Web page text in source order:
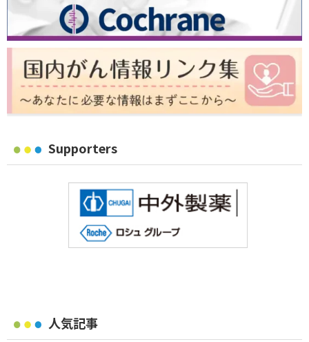
Supporters
人気記事